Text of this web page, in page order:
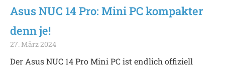
Asus NUC 14 Pro: Mini PC kompakter
denn je!
27. März 2024
Der Asus NUC 14 Pro Mini PC ist endlich offiziell